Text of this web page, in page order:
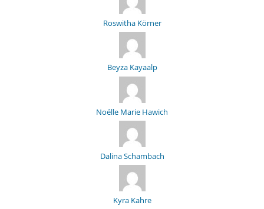
Roswitha Körner
Beyza Kayaalp
Noélle Marie Hawich
Dalina Schambach
Kyra Kahre